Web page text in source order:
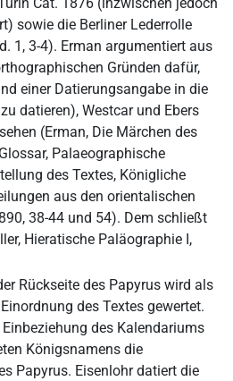
sowie die Berliner Lederrolle
1, 3-4). Erman argumentiert aus
Gründen dafür,
einer Datierungsangabe in die
datieren), Westcar und Ebers
(Erman, Die Märchen des
Palaeographische
des Textes, Königliche
aus den orientalischen
38-44 und 54). Dem schließt
Hieratische Paläographie I,
Rückseite des Papyrus wird als
des Textes gewertet.
des Kalendariums
Königsnamens die
Papyrus. Eisenlohr datiert die